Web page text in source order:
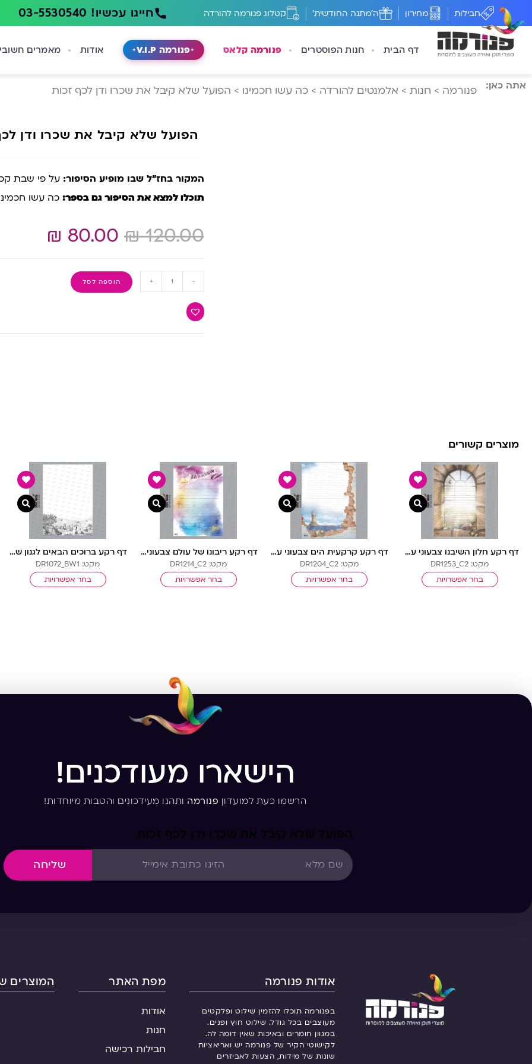
חבילות מחירון ה'מתנה החודשית' קטלוג פנורמה להורדה חייגו עכשיו! 03-5530540
דף הבית חנות הפוסטרים פנורמה קלאס פנורמה V.I.P אודות מאמרים
אתה כאן: פנורמה > חנות > אלמנטים להורדה > כה עשו חכמינו > הפועל שלא קיבל את שכרו ודן לכף זכות
הפועל שלא קיבל את שכרו ודן
המקור בחז”ל שבו מופיע הסיפור: על פי שבת
תוכלו למצא את הסיפור גם בספר: כה עשו חכמינו עמ’
₪120.00
₪ 80.00
-
+ הוספה לסל
מוצרים קשורים
דף רקע חלון השיבנו צבעוני עם שורות
מקט: DR1253_C2
בחר אפשרויות
דף רקע קרקעית הים צבעוני עם שורות
מקט: DR1204_C2
בחר אפשרויות
דף רקע ריבונו של עולם צבעוני עם שורות
מקט: DR1214_C2
בחר אפשרויות
דף רקע ברוכים הבאים לגנון ש”ל בלי שורות
מקט: DR1072_BW1
בחר אפשרויות
הישארו מעודכנים!
הרשמו כעת למועדון פנורמה ותהנו מעידכונים והטבות מיוחדות!
הפועל שלא קיבל את שכרו ודן לכף זכות
שליחה
אודות פנורמה
בפנורמה תוכלו להזמין שילוט ופלקטים
מעוצבים בכל גודל. שילוט חוץ ופנים.
במגוון חומרים ובאיכות שאין דומה לה.
לקישוטי הקיר של פנורמה יש ואריאציות
שונות של מידות, הצעות לאביזרים
מפת האתר
אודות
חנות
חבילות רכישה
המוצרים